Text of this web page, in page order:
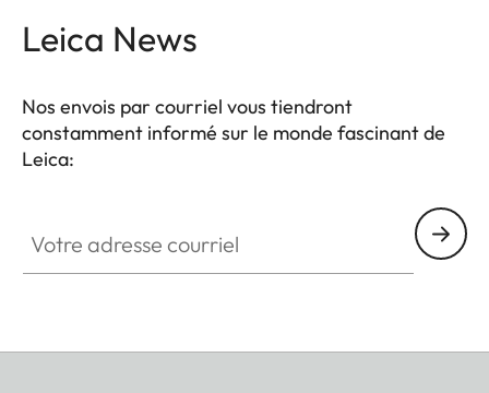
pour créer des ambiances uniques dans la
même temps, le traitement multicouche réduit les
reflets et assure une transmission élevée sans
vignettage.
Leica News
Nos envois par courriel vous tiendront
constamment informé sur le monde fascinant de
Leica: